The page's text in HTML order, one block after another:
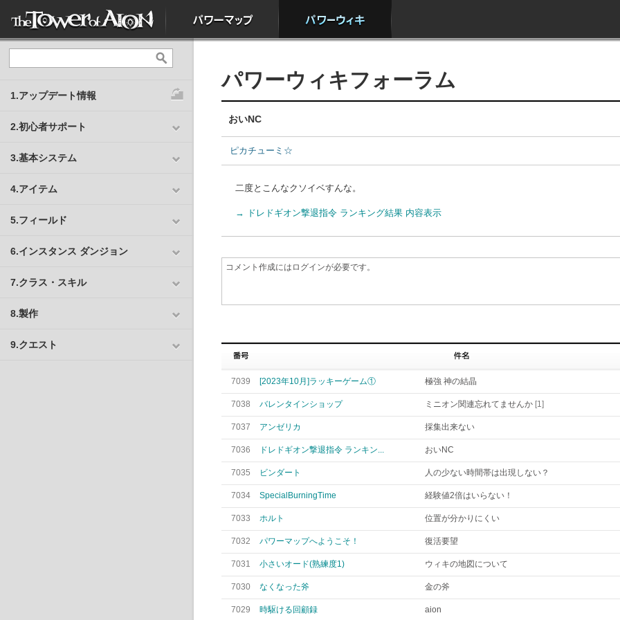
1.アップデート情報
2.初心者サポート
3.基本システム
4.アイテム
5.フィールド
6.インスタンス ダンジョン
7.クラス・スキル
8.製作
9.クエスト
パワーウィキフォーラム
おいNC
ピカチューミ☆
二度とこんなクソイベすんな。
→ ドレドギオン撃退指令 ランキング結果 内容表示
7039 [2023年10月]ラッキーゲーム① 極強 神の結晶
7038 バレンタインショップ ミニオン関連忘れてませんか [1]
7037 アンゼリカ 採集出来ない
7036 ドレドギオン撃退指令 ランキン... おいNC
7035 ビンダート 人の少ない時間帯は出現しない？
7034 SpecialBurningTime 経験値2倍はいらない！
7033 ホルト 位置が分かりにくい
7032 パワーマップへようこそ！ 復活要望
7031 小さいオード(熟練度1) ウィキの地図について
7030 なくなった斧 金の斧
7029 時駆ける回顧録 aion